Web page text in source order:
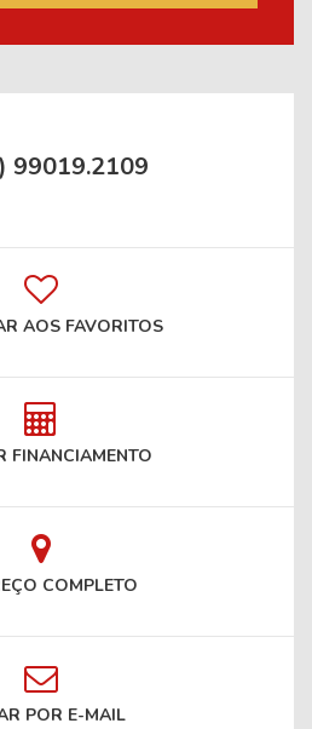
99019.2109
AOS FAVORITOS
FINANCIAMENTO
COMPLETO
POR E-MAIL